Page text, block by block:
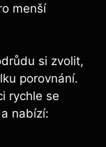
menší
si zvolit,
porovnání.
rychle se
nabízí: